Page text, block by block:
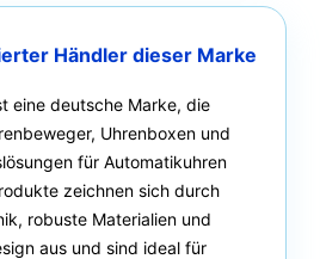
Händler dieser Marke
eine deutsche Marke, die
Uhrenboxen und
für Automatikuhren
zeichnen sich durch
robuste Materialien und
aus und sind ideal für